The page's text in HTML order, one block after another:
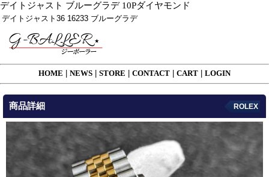
デイトジャスト ブルーグラデ 10Pダイヤモンド
デイトジャスト36 16233 ブルーグラデ
HOME NEWS STORE CONTACT CART LOGIN
商品詳細 ROLEX